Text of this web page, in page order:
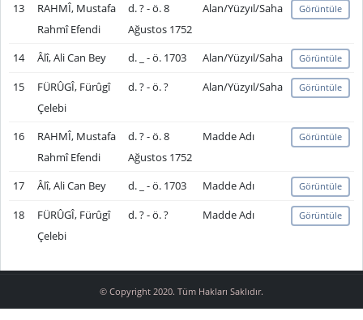
13
RAHMÎ, Mustafa
Rahmî Efendi
d. ? - ö. 8
Ağustos 1752
Alan/Yüzyıl/Saha Görüntüle
14 Âlî, Ali Can Bey d. _ - ö. 1703 Alan/Yüzyıl/Saha Görüntüle
15
FÜRÛGÎ, Fürûgî
Çelebi
d. ? - ö. ? Alan/Yüzyıl/Saha Görüntüle
16
RAHMÎ, Mustafa
Rahmî Efendi
d. ? - ö. 8
Ağustos 1752
Madde Adı Görüntüle
17 Âlî, Ali Can Bey d. _ - ö. 1703 Madde Adı Görüntüle
18
FÜRÛGÎ, Fürûgî
Çelebi
d. ? - ö. ? Madde Adı Görüntüle
© Copyright 2020. Tüm Hakları Saklıdır.